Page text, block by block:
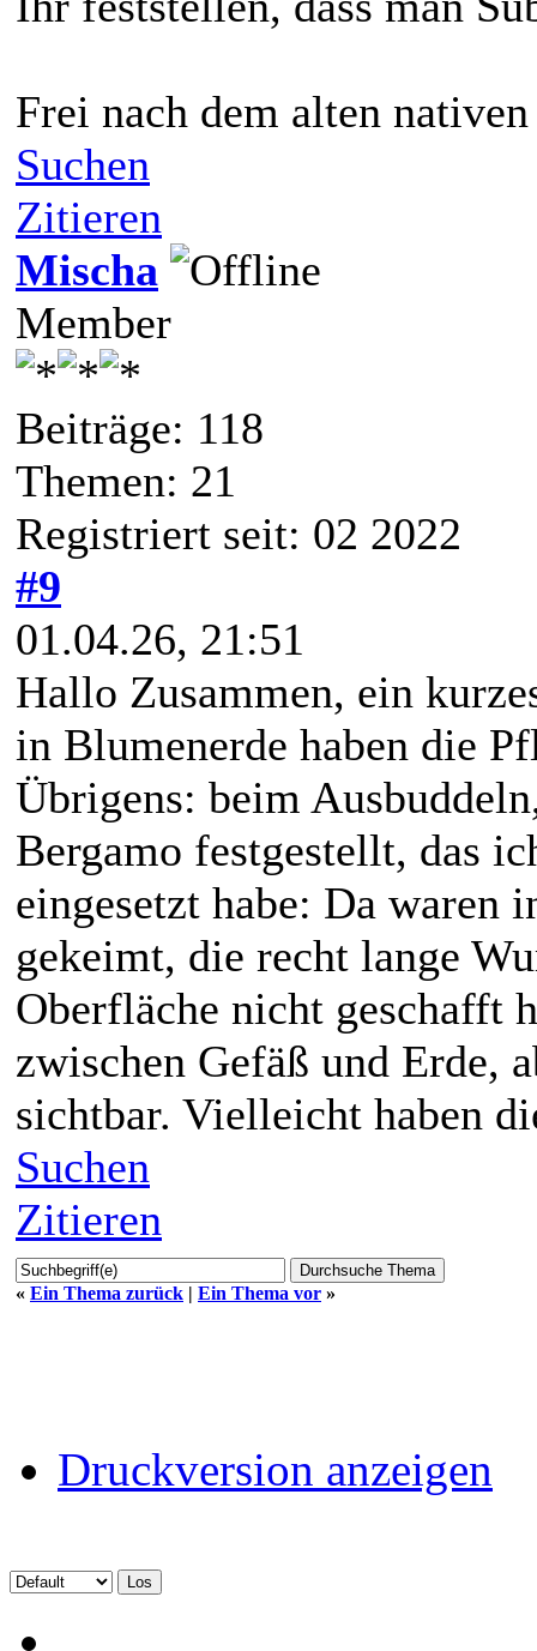
Frei nach dem alten
Suchen
Zitieren
Mischa
Member
Beiträge: 118
Themen: 21
Registriert seit: 02 2022
#9
01.04.26, 21:51
Hallo Zusammen, ein
in Blumenerde haben die
Übrigens: beim
Bergamo festgestellt, das
eingesetzt habe: Da waren
gekeimt, die recht lange
Oberfläche nicht geschafft
zwischen Gefäß und Erde,
sichtbar. Vielleicht haben
Suchen
Zitieren
« Ein Thema zurück | Ein Thema vor »
Druckversion anzeigen